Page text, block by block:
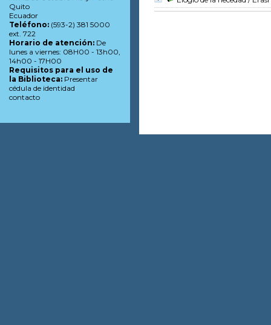
Quito
Ecuador
Teléfono: (593-2) 381 5000
ext. 722
Horario de atención: De
lunes a viernes: 08H00 - 13h00,
14h00 - 17H00
Requisitos para el uso de
la Biblioteca: Presentar
cédula de identidad
contacto